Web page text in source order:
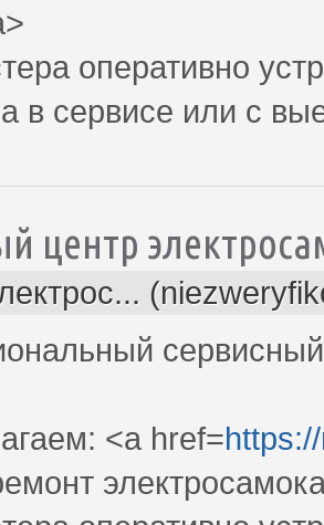
оперативно
в сервисе или с
центр
<a href=